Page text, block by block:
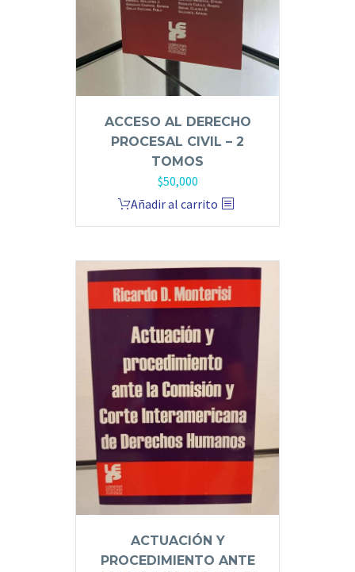
ACCESO AL DERECHO
PROCESAL CIVIL – 2
TOMOS
$50,000
Añadir al carrito
ACTUACIÓN Y
PROCEDIMIENTO ANTE